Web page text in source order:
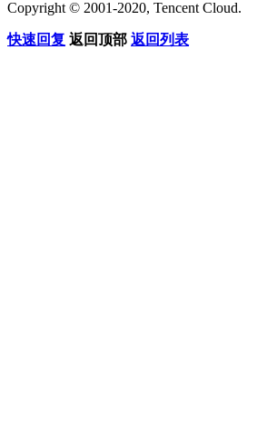
Copyright © 2001-2020, Tencent Cloud.
快速回复 返回顶部 返回列表